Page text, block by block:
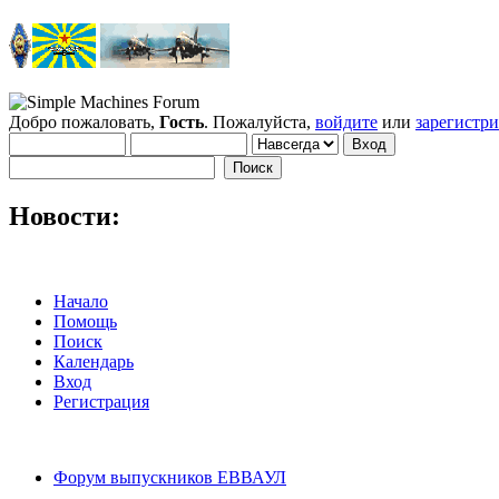
Добро пожаловать, Гость. Пожалуйста, войдите или
Новости:
Начало
Помощь
Поиск
Календарь
Вход
Регистрация
Форум выпускников ЕВВАУЛ